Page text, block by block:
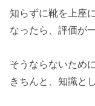
知らずに靴を 上座
なったら、評価が
そうならないために
きちんと、 知識と